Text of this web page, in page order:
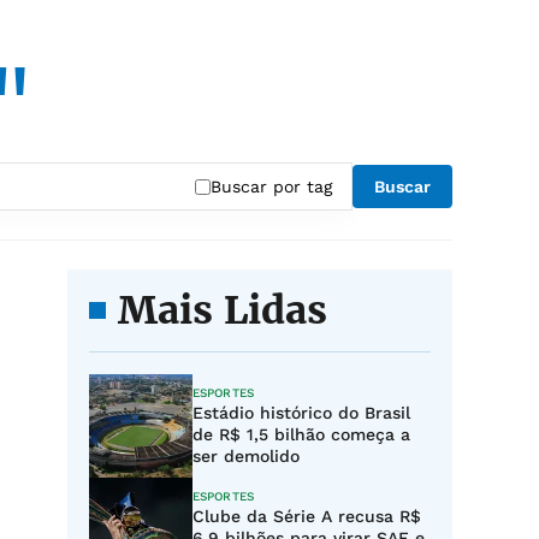
Buscar por tag Buscar
Mais Lidas
ESPORTES
Estádio histórico do Brasil
de R$ 1,5 bilhão começa a
ser demolido
ESPORTES
Clube da Série A recusa R$